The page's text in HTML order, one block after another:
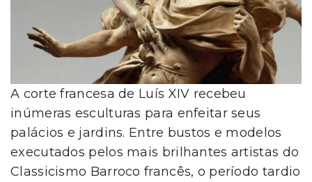
A corte francesa de Luís XIV recebeu
inúmeras esculturas para enfeitar seus
palácios e jardins. Entre bustos e modelos
executados pelos mais brilhantes artistas do
Classicismo Barroco francês, o período tardio